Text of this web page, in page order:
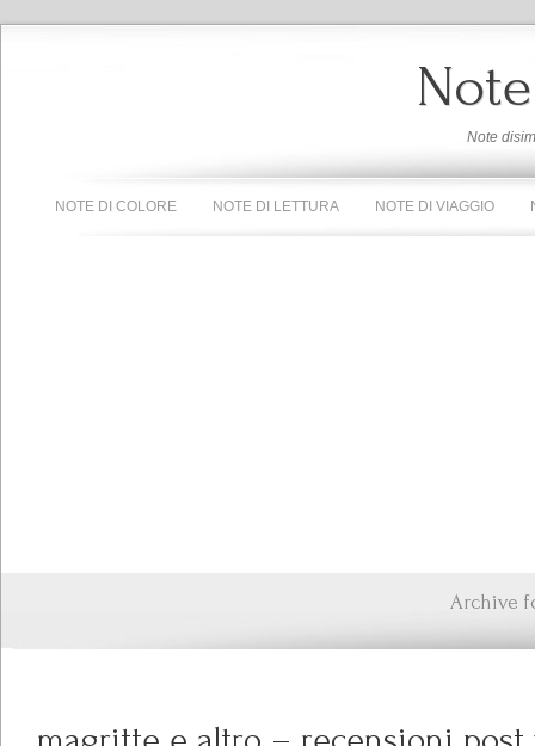
Note
NOTE DI COLORE NOTE DI LETTURA NOTE DI VIAGGIO
Archive